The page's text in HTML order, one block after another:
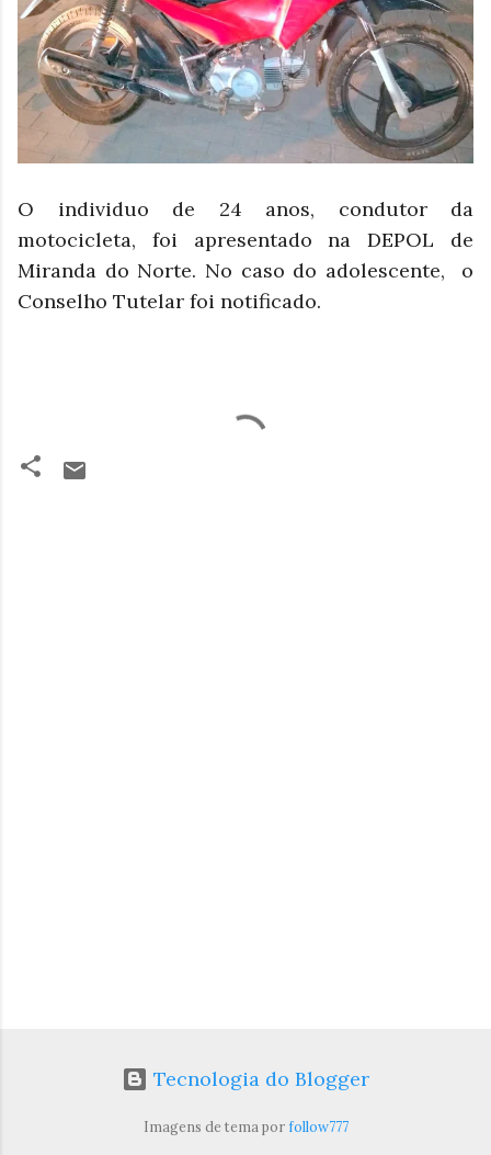
O individuo de 24 anos, condutor da
motocicleta, foi apresentado na DEPOL de
Miranda do Norte. No caso do adolescente, o
Conselho Tutelar foi notificado.
Tecnologia do Blogger
Imagens de tema porfollow777